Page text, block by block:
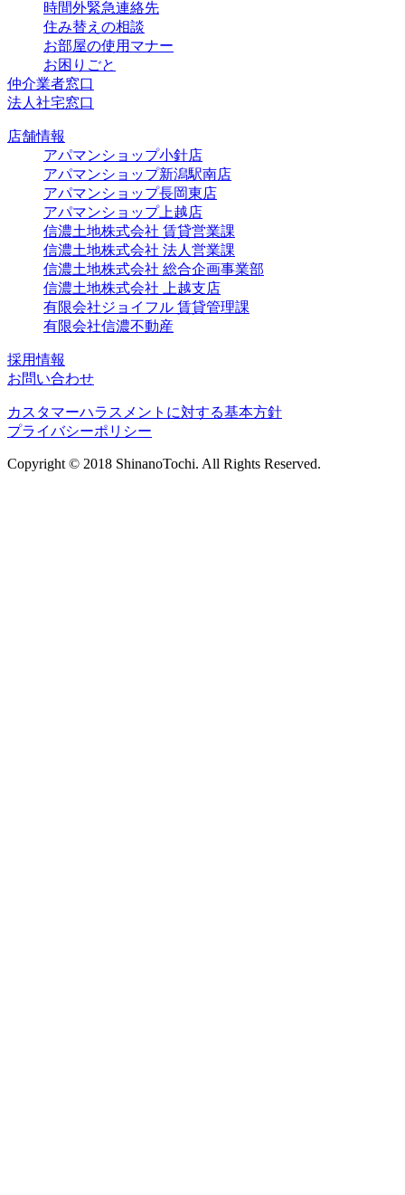
時間外緊急連絡先
住み替えの相談
お部屋の使用マナー
お困りごと
仲介業者窓口
法人社宅窓口
店舗情報
アパマンショップ小針店
アパマンショップ新潟駅南店
アパマンショップ長岡東店
アパマンショップ上越店
信濃土地株式会社 賃貸営業課
信濃土地株式会社 法人営業課
信濃土地株式会社 総合企画事業部
信濃土地株式会社 上越支店
有限会社ジョイフル 賃貸管理課
有限会社信濃不動産
採用情報
お問い合わせ
カスタマーハラスメントに対する基本方針
プライバシーポリシー
Copyright © 2018 ShinanoTochi. All Rights Reserved.